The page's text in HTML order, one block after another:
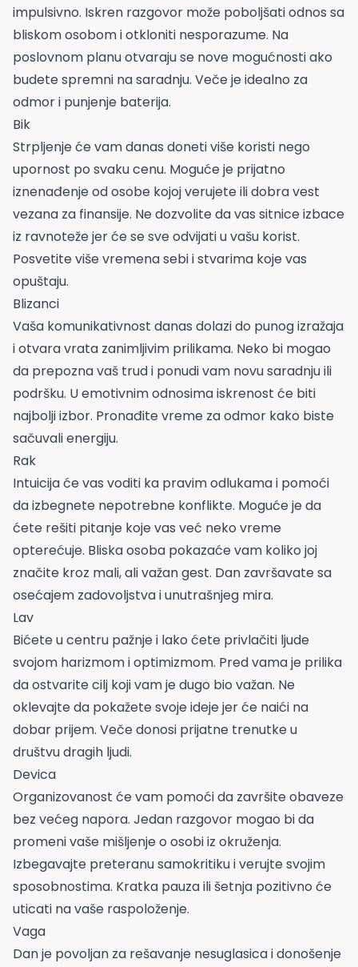
impulsivno. Iskren razgovor može poboljšati odnos sa
bliskom osobom i otkloniti nesporazume. Na
poslovnom planu otvaraju se nove mogućnosti ako
budete spremni na saradnju. Veče je idealno za
odmor i punjenje baterija.
Bik
Strpljenje će vam danas doneti više koristi nego
upornost po svaku cenu. Moguće je prijatno
iznenađenje od osobe kojoj verujete ili dobra vest
vezana za finansije. Ne dozvolite da vas sitnice izbace
iz ravnoteže jer će se sve odvijati u vašu korist.
Posvetite više vremena sebi i stvarima koje vas
opuštaju.
Blizanci
Vaša komunikativnost danas dolazi do punog izražaja
i otvara vrata zanimljivim prilikama. Neko bi mogao
da prepozna vaš trud i ponudi vam novu saradnju ili
podršku. U emotivnim odnosima iskrenost će biti
najbolji izbor. Pronađite vreme za odmor kako biste
sačuvali energiju.
Rak
Intuicija će vas voditi ka pravim odlukama i pomoći
da izbegnete nepotrebne konflikte. Moguće je da
ćete rešiti pitanje koje vas već neko vreme
opterećuje. Bliska osoba pokazaće vam koliko joj
značite kroz mali, ali važan gest. Dan završavate sa
osećajem zadovoljstva i unutrašnjeg mira.
Lav
Bićete u centru pažnje i lako ćete privlačiti ljude
svojom harizmom i optimizmom. Pred vama je prilika
da ostvarite cilj koji vam je dugo bio važan. Ne
oklevajte da pokažete svoje ideje jer će naići na
dobar prijem. Veče donosi prijatne trenutke u
društvu dragih ljudi.
Devica
Organizovanost će vam pomoći da završite obaveze
bez većeg napora. Jedan razgovor mogao bi da
promeni vaše mišljenje o osobi iz okruženja.
Izbegavajte preteranu samokritiku i verujte svojim
sposobnostima. Kratka pauza ili šetnja pozitivno će
uticati na vaše raspoloženje.
Vaga
Dan je povoljan za rešavanje nesuglasica i donošenje